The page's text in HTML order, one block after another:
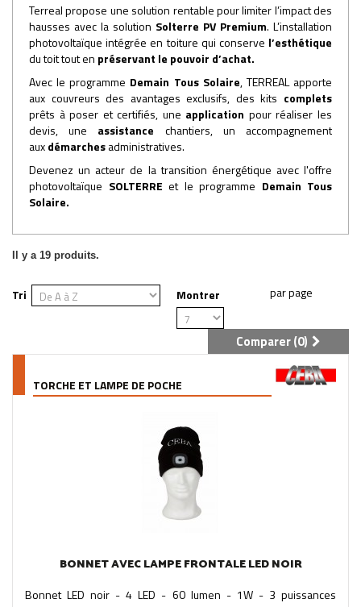
Terreal propose une solution rentable pour limiter l’impact des
hausses avec la solution Solterre PV Premium. L’installation
photovoltaïque intégrée en toiture qui conserve l’esthétique
du toit tout en préservant le pouvoir d’achat.
Avec le programme Demain Tous Solaire, TERREAL apporte
aux couvreurs des avantages exclusifs, des kits complets
prêts à poser et certifiés, une application pour réaliser les
devis, une assistance chantiers, un accompagnement
auxdémarchesadministratives.
Devenez un acteur de la transition énergétique avec l'offre
photovoltaïque SOLTERRE et le programme Demain Tous
Solaire.
Il y a 19 produits.
Tri Montrer
Comparer (0)
TORCHE ET LAMPE DE POCHE
BONNET AVEC LAMPE FRONTALE LED NOIR
Bonnet LED noir - 4 LED - 60 lumen - 1W - 3 puissances